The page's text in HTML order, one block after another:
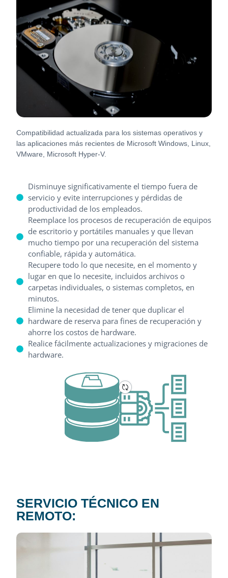
Compatibilidad actualizada para los sistemas operativos y
las aplicaciones más recientes de Microsoft Windows, Linux,
VMware, Microsoft Hyper-V.
Disminuye significativamente el tiempo fuera de
servicio y evite interrupciones y pérdidas de
productividad de los empleados.
Reemplace los procesos de recuperación de equipos
de escritorio y portátiles manuales y que llevan
mucho tiempo por una recuperación del sistema
confiable, rápida y automática.
Recupere todo lo que necesite, en el momento y
lugar en que lo necesite, incluidos archivos o
carpetas individuales, o sistemas completos, en
minutos.
Elimine la necesidad de tener que duplicar el
hardware de reserva para fines de recuperación y
ahorre los costos de hardware.
Realice fácilmente actualizaciones y migraciones de
hardware.
SERVICIO TÉCNICO EN
REMOTO: